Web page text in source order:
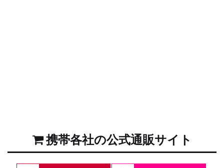
携帯各社の公式通販サイト